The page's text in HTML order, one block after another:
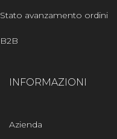
Stato avanzamento ordini
B2B
INFORMAZIONI
Azienda